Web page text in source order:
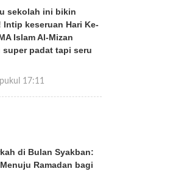
sekolah ini bikin
Intip keseruan Hari Ke-
Islam Al-Mizan
padat tapi seru
17:11
di Bulan Syakban:
Ramadan bagi